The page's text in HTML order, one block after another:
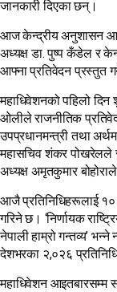
जानकारी दिएका छन्।
आज केन्द्रीय अनुशासन
अध्यक्ष डा. पुष्प कँडेल र
आफ्ना प्रतिवेदन प्रस्तुत
महाधिवेशनको पहिलो दिन
ओलीले राजनीतिक
उपप्रधानमन्त्री तथा
महासचिव शंकर पोखरेलले
अध्यक्ष अमृतकुमार
आजै प्रतिनिधिहरूलाई
गरिने छ। ‘निर्णायक
नेपाली हाम्रो गन्तव्य’
देशभरका २,०२६
महाधिवेशन आइतबारसम्म